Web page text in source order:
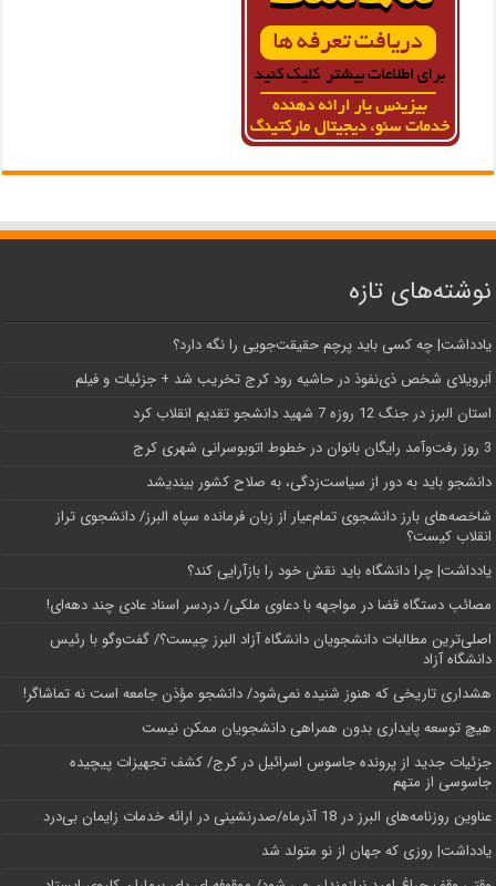
نوشته‌های تازه
یادداشت| ‌چه کسی باید پرچم حقیقت‌جویی را نگه دارد؟
اَبَر‌ویلای شخص ذی‌نفوذ در حاشیه‌ رود کرج تخریب شد + جزئیات و فیلم
استان البرز در جنگ 12 روزه 7 شهید دانشجو تقدیم انقلاب کرد
3 روز رفت‌وآمد رایگان بانوان در خطوط اتوبوسرانی شهری کرج
دانشجو باید به دور از سیاست‌زدگی، به صلاح کشور بیندیشد
شاخصه‌های بارز دانشجوی تمام‌عیار از زبان فرمانده سپاه البرز/ دانشجوی تراز
انقلاب کیست؟
یادداشت| چرا دانشگاه باید نقش خود را بازآرایی کند؟
مصائب دستگاه قضا در مواجهه با دعاوی ملکی/ دردسر اسناد عادی چند‌ دهه‌ای!
اصلی‌ترین مطالبات دانشجویان دانشگاه آزاد البرز چیست؟/ گفت‌وگو با رئیس
دانشگاه آز‌اد
هشداری تاریخی که هنوز شنیده نمی‌شود/ دانشجو مؤذن جامعه است نه تماشاگر!
هیچ توسعه پایداری بدون همراهی دانشجویان ممکن نیست
جزئیات جدید از پرونده جاسوس اسرائیل در کرج/‌ کشف تجهیزات پیچیده
جاسوسی از متهم
عناوین روزنامه‌های البرز در ‌18 آذرماه/صدرنشینی در ارائه خدمات زایمان بی‌درد
یادداشت| روزی که جهان از نو متولد شد